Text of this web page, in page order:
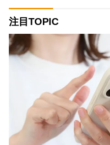
注目TOPIC